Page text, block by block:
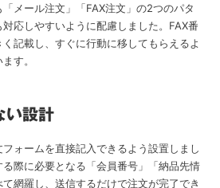
メール注文」「FAX注文」の2つのパタ
応しやすいように配慮しました。FAX番
記載し、すぐに行動に移してもらえるよ
す。
い設計
ォームを直接記入できるよう設置しまし
際に必要となる「会員番号」「納品先情
網羅し、送信するだけで注文が完了でき